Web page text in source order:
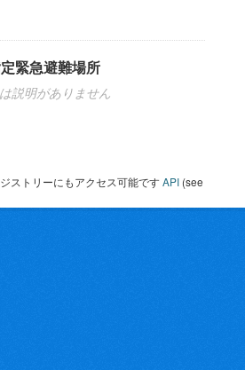
緊急避難場所
説明がありません
ストリーにもアクセス可能ですAPI (see